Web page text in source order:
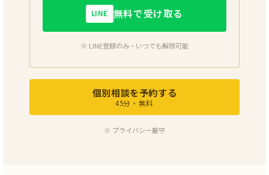
LINE 無料で受け取る
※ LINE登録のみ・いつでも解除可能
個別相談を予約する
45分・無料
※ プライバシー厳守